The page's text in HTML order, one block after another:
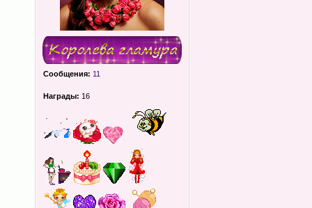
Сообщения: 11
Награды: 16